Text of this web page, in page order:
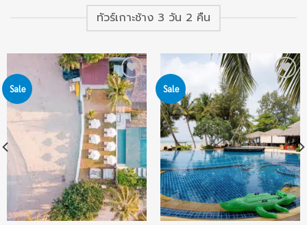
ทัวร์เกาะช้าง 3 วัน 2 คืน
Sale
Add to
wishlist
Sale
Add to
wishlist